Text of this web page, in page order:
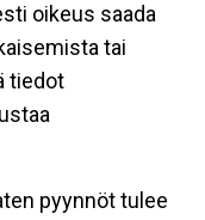
oikeus saada
tai
tiedot
pyynnöt tulee